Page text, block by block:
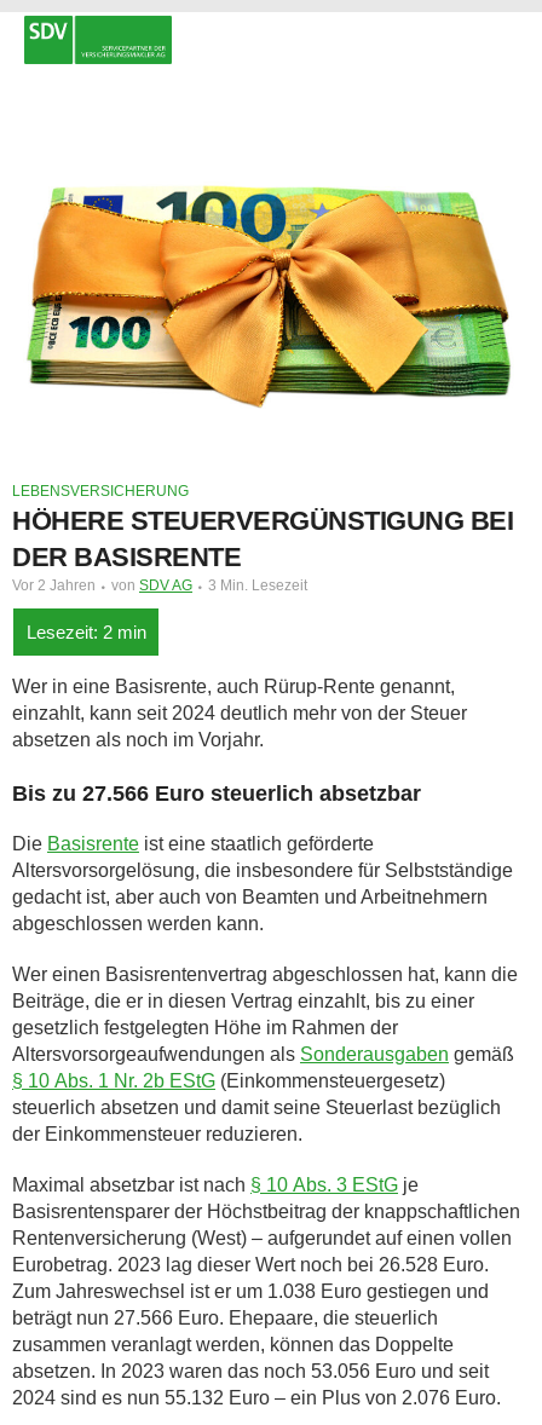
LEBENSVERSICHERUNG
HÖHERE STEUERVERGÜNSTIGUNG BEI
DER BASISRENTE
Vor 2 Jahren von SDV AG 3 Min. Lesezeit
Wer in eine Basisrente, auch Rürup-Rente genannt,
einzahlt, kann seit 2024 deutlich mehr von der Steuer
absetzen als noch im Vorjahr.
Bis zu 27.566 Euro steuerlich absetzbar
Die Basisrente ist eine staatlich geförderte
Altersvorsorgelösung, die insbesondere für Selbstständige
gedacht ist, aber auch von Beamten und Arbeitnehmern
abgeschlossen werden kann.
Wer einen Basisrentenvertrag abgeschlossen hat, kann die
Beiträge, die er in diesen Vertrag einzahlt, bis zu einer
gesetzlich festgelegten Höhe im Rahmen der
Altersvorsorgeaufwendungen als Sonderausgaben gemäß
§ 10 Abs. 1 Nr. 2b EStG (Einkommensteuergesetz)
steuerlich absetzen und damit seine Steuerlast bezüglich
der Einkommensteuer reduzieren.
Maximal absetzbar ist nach § 10 Abs. 3 EStG je
Basisrentensparer der Höchstbeitrag der knappschaftlichen
Rentenversicherung (West) – aufgerundet auf einen vollen
Eurobetrag. 2023 lag dieser Wert noch bei 26.528 Euro.
Zum Jahreswechsel ist er um 1.038 Euro gestiegen und
beträgt nun 27.566 Euro. Ehepaare, die steuerlich
zusammen veranlagt werden, können das Doppelte
absetzen. In 2023 waren das noch 53.056 Euro und seit
2024 sind es nun 55.132 Euro – ein Plus von 2.076 Euro.